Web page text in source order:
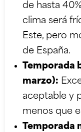
de hasta
clima será
Este, pero
de España.
Temporada
marzo):
aceptable y
menos que
Temporada